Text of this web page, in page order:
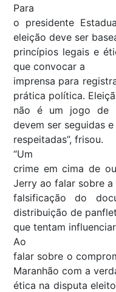
Para
o presidente
eleição deve ser
princípios legais e
que convocar a
imprensa para
prática política.
não é um jogo de
devem ser seguidas e
respeitadas”, frisou.
“Um
crime em cima de
Jerry ao falar sobre a
falsificação do
distribuição de
que tentam
Ao
falar sobre o
Maranhão com a
ética na disputa